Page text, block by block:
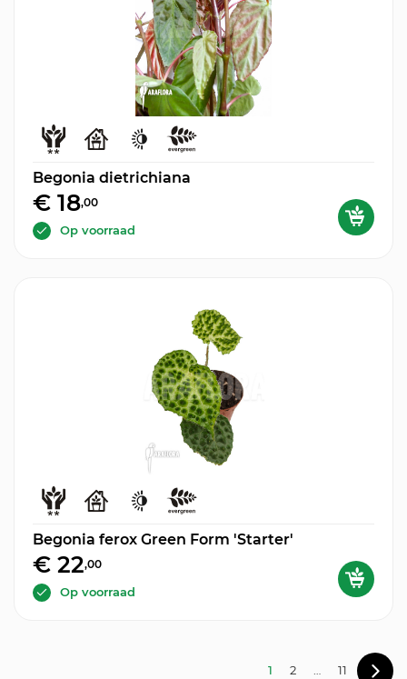
Begonia dietrichiana
€ 18,00
Op voorraad
Begonia ferox Green Form 'Starter'
€ 22,00
Op voorraad
1 2 … 11